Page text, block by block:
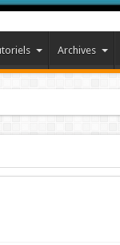
Archives